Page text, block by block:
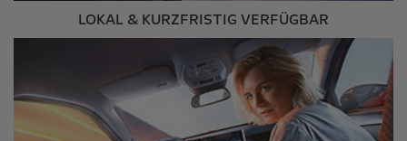
LOKAL & KURZFRISTIG VERFÜGBAR